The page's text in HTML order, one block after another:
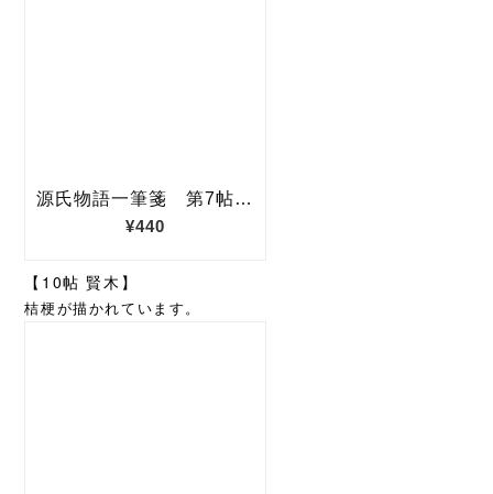
【10帖 賢木】
桔梗が描かれています。